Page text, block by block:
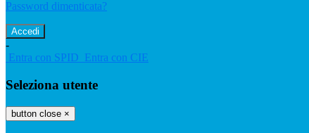
Password dimenticata?
-
Entra con SPID Entra con CIE
Seleziona utente
button close ×